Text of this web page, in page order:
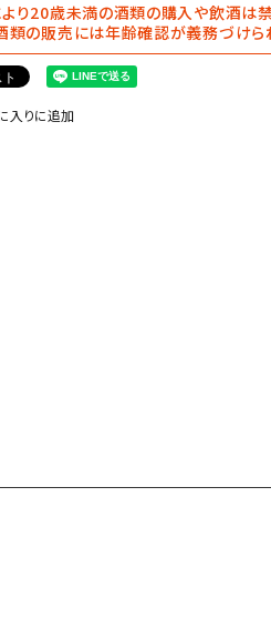
り20歳未満の酒類の購入や飲酒は禁
類の販売には年齢確認が義務づけら
入りに追加